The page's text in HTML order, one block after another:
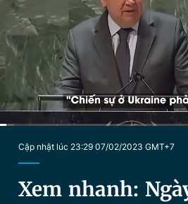
Chuyên mục
Chuyên mục khác
Chào ngày mới Tin
Video
Đổi mật khẩu
Tin đã lưu
Tin đã xem
Đăng xuất
Cập nhật lúc 23:29 07/02/2023 GMT+7
Xem nhanh: